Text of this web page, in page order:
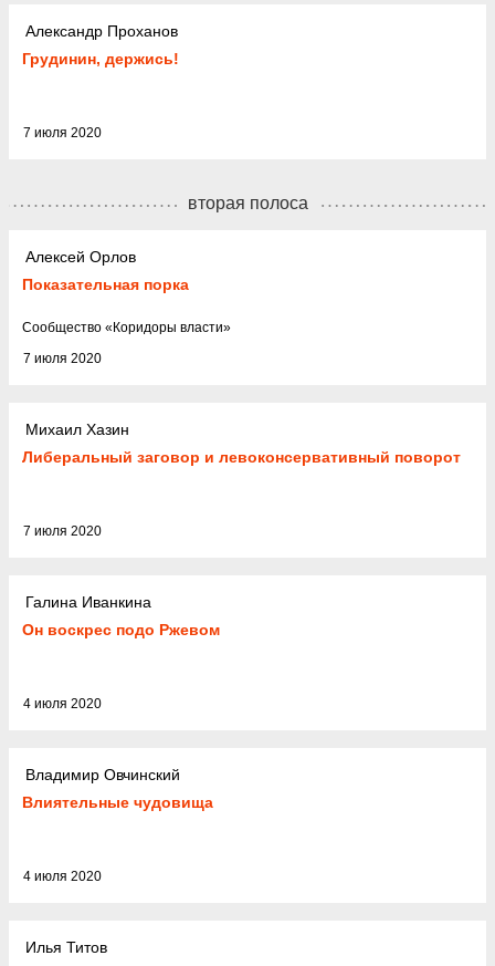
Александр Проханов
Грудинин, держись!
7 июля 2020
вторая полоса
Алексей Орлов
Показательная порка
7 июля 2020
Cообщество «Коридоры власти»
Михаил Хазин
Либеральный заговор и левоконсервативный поворот
7 июля 2020
Галина Иванкина
Он воскрес подо Ржевом
4 июля 2020
Владимир Овчинский
Влиятельные чудовища
4 июля 2020
Илья Титов